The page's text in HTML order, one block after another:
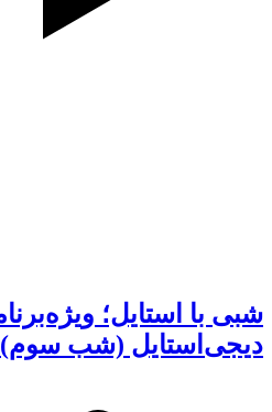
دیجی‌استایل (شب سوم)